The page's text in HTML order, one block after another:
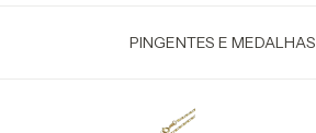
PINGENTES E MEDALHAS